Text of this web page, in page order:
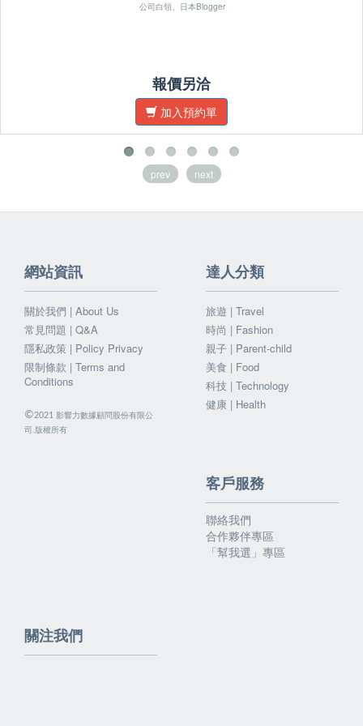
公司白領、日本Blogger
報價另洽
加入預約單
prev next
網站資訊
關於我們 | About Us
常見問題 | Q&A
隱私政策 | Policy Privacy
限制條款 | Terms and
Conditions
©2021 影響力數據顧問股份有限公
司.版權所有
達人分類
旅遊 | Travel
時尚 | Fashion
親子 | Parent-child
美食 | Food
科技 | Technology
健康 | Health
客戶服務
聯絡我們
合作夥伴專區
「幫我選」專區
關注我們